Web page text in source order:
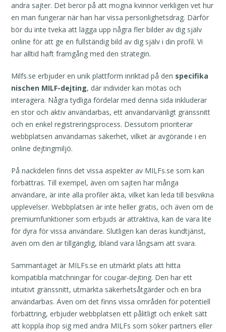
andra sajter. Det beror på att mogna kvinnor verkligen vet hur
en man fungerar när han har vissa personlighetsdrag. Därför
bör du inte tveka att lägga upp några fler bilder av dig själv
online för att ge en fullständig bild av dig själv i din profil. Vi
har alltid haft framgång med den strategin.
Milfs.se erbjuder en unik plattform inriktad på den specifika
nischen MILF-dejting, där individer kan mötas och
interagera. Några tydliga fördelar med denna sida inkluderar
en stor och aktiv användarbas, ett användarvänligt gränssnitt
och en enkel registreringsprocess. Dessutom prioriterar
webbplatsen användarnas säkerhet, vilket är avgörande i en
online dejtingmiljö.
På nackdelen finns det vissa aspekter av MILFs.se som kan
förbättras. Till exempel, även om sajten har många
användare, är inte alla profiler äkta, vilket kan leda till besvikna
upplevelser. Webbplatsen är inte heller gratis, och även om de
premiumfunktioner som erbjuds är attraktiva, kan de vara lite
för dyra för vissa användare. Slutligen kan deras kundtjänst,
även om den är tillgänglig, ibland vara långsam att svara.
Sammantaget är MILFs.se en utmärkt plats att hitta
kompatibla matchningar för cougar-dejting. Den har ett
intuitivt gränssnitt, utmärkta säkerhetsåtgärder och en bra
användarbas. Även om det finns vissa områden för potentiell
förbättring, erbjuder webbplatsen ett pålitligt och enkelt sätt
att koppla ihop sig med andra MILFs som söker partners eller